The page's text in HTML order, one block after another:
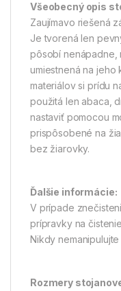
Všeobecný opis
Zaujímavo riešená
Je tvorená len
pôsobí nenápadne,
umiestnená na jeho
materiálov si prídu
použitá len abaca,
nastaviť pomocou
prispôsobené na
bez žiarovky.
Ďalšie informácie:
V prípade
prípravky na
Nikdy
Rozmery